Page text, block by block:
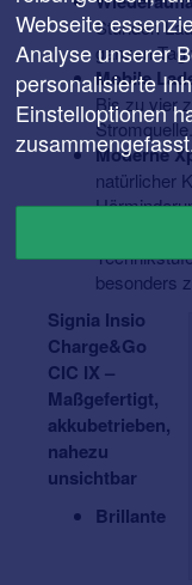
Stunden
ganzen
Mobile
Bis zu vier
Stromquelle.
Moderne
natürlicher
Attraktive
besonders
Signia Insio
Charge&Go
CIC IX –
Maßgefertigt,
akkubetrieben,
nahezu
unsichtbar
Brillante
Webseite
Analyse unserer
personalisierte
Einstelloptionen